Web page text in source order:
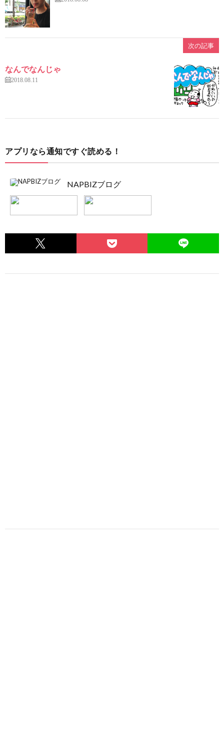
次の記事
なんでなんじゃ
2018.08.11
アプリなら通知ですぐ読める！
NAPBIZブログ